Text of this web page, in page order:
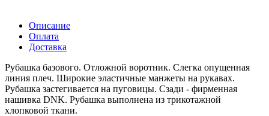
Описание
Оплата
Доставка
Рубашка базового. Отложной воротник. Слегка опущенная
линия плеч. Широкие эластичные манжеты на рукавах.
Рубашка застегивается на пуговицы. Сзади - фирменная
нашивка DNK. Рубашка выполнена из трикотажной
хлопковой ткани.